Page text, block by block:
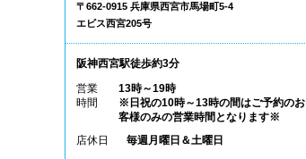
〒662-0915 兵庫県西宮市馬場町5-4
エビス西宮205号
阪神西宮駅徒歩約3分
営業
時間
13時～19時
※日祝の10時～13時の間はご予約のお
客様のみの営業時間となります※
店休日
毎週月曜日＆土曜日